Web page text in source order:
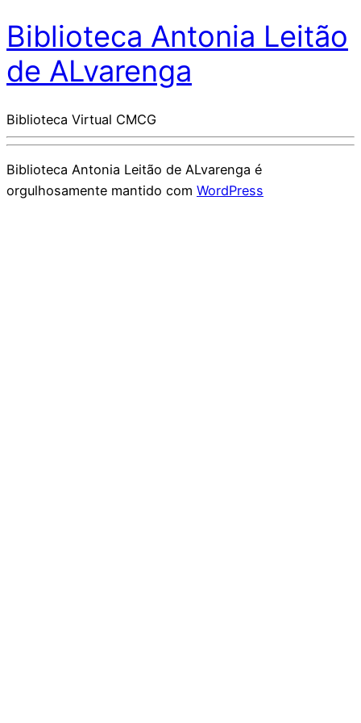
Biblioteca Antonia Leitão
de ALvarenga
Biblioteca Virtual CMCG
Biblioteca Antonia Leitão de ALvarenga é
orgulhosamente mantido com WordPress